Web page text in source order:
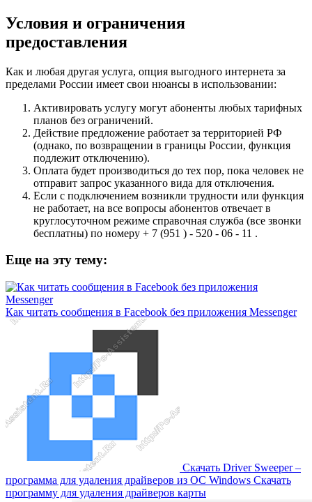
Условия и ограничения
предоставления
Как и любая другая услуга, опция выгодного интернета за
пределами России имеет свои нюансы в использовании:
Активировать услугу могут абоненты любых тарифных
планов без ограничений.
Действие предложение работает за территорией РФ
(однако, по возвращении в границы России, функция
подлежит отключению).
Оплата будет производиться до тех пор, пока человек не
отправит запрос указанного вида для отключения.
Если с подключением возникли трудности или функция
не работает, на все вопросы абонентов отвечает в
круглосуточном режиме справочная служба (все звонки
бесплатны) по номеру + 7 (951 ) - 520 - 06 - 11 .
Еще на эту тему:
Как читать сообщения в Facebook без приложения Messenger
Скачать Driver Sweeper –
программа для удаления драйверов из OC Windows Скачать
программу для удаления драйверов карты